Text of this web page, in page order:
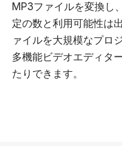
MP3ファイルを変換し
定の数と利用可能性は
ァイルを大規模なプロ
多機能ビデオエディタ
たりできます。